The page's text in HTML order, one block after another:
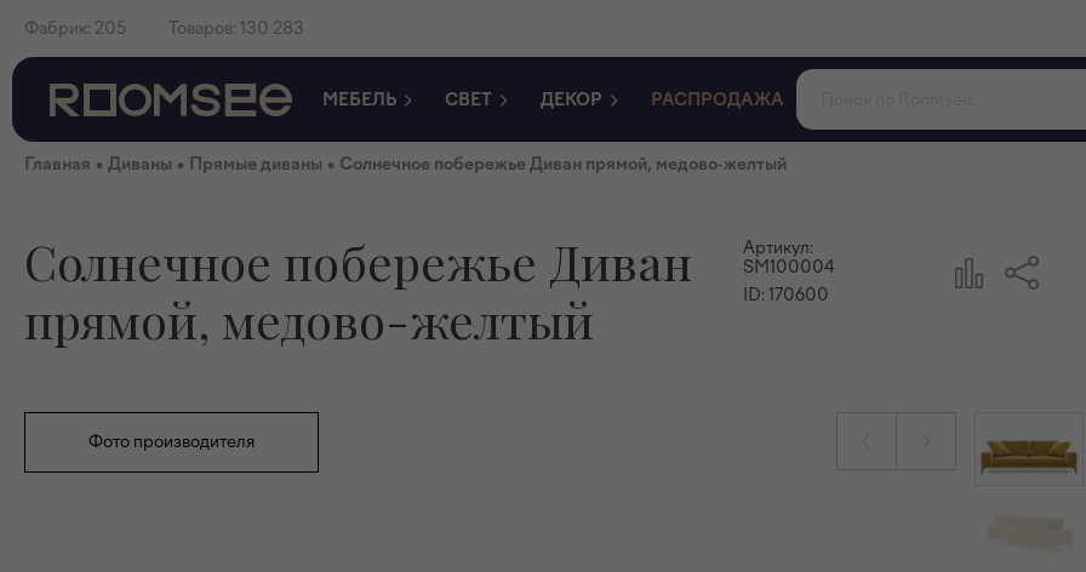
Фабрик: 205 Товаров: 130 283
МЕБЕЛЬ СВЕТ ДЕКОР РАСПРОДАЖА
Главная • Диваны • Прямые диваны • Солнечное побережье Диван прямой, медово-желтый
Солнечное побережье Диван
прямой, медово-желтый
Артикул:
SM100004
ID: 170600
Фото производителя